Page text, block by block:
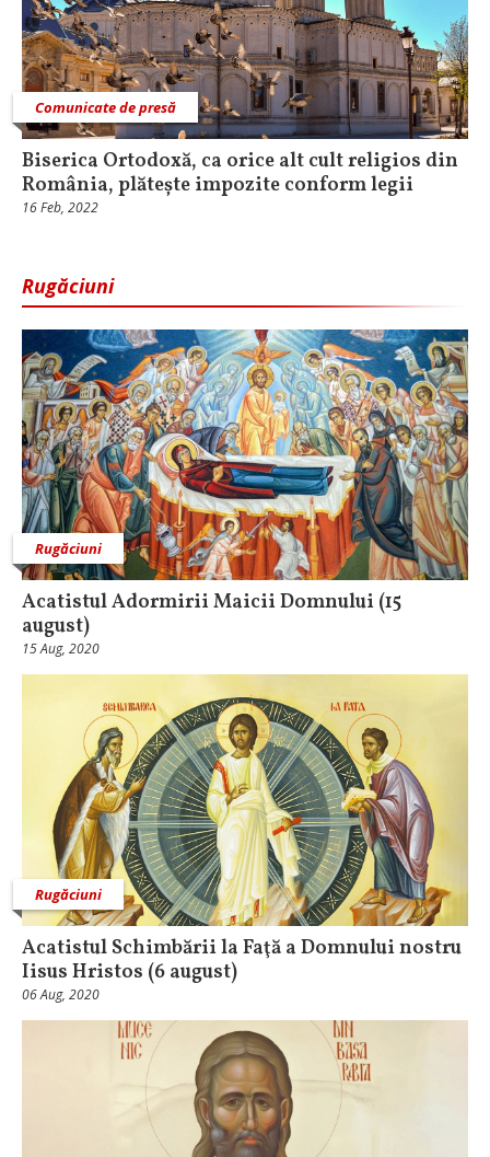
Comunicate de presă
Biserica Ortodoxă, ca orice alt cult religios din
România, plătește impozite conform legii
16 Feb, 2022
Rugăciuni
Rugăciuni
Acatistul Adormirii Maicii Domnului (15
august)
15 Aug, 2020
Rugăciuni
Acatistul Schimbării la Faţă a Domnului nostru
Iisus Hristos (6 august)
06 Aug, 2020